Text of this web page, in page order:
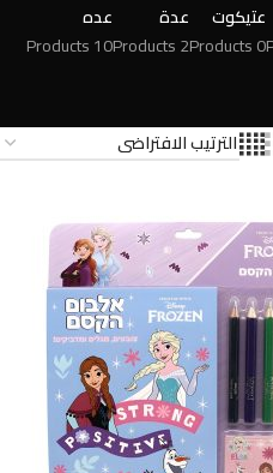
عتيكوت
0 Products
عدة
2 Products
عده
10 Products